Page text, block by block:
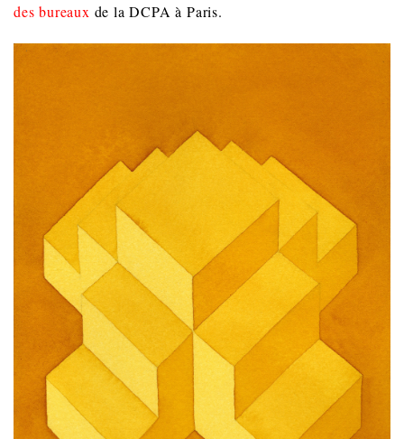
des bureaux de la DCPA à Paris.